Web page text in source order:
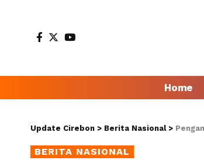
Home
Update Cirebon > Berita Nasional>
BERITA NASIONAL